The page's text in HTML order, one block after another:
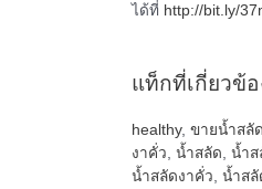
ได้ที่ http://bit.ly/
แท็กที่เกี่ยวข้อ
healthy, ขายน้ำสลัด
งาคั่ว น้ำสลัด น้ำ
น้ำสลัดงาคั่ว น้ำสลั